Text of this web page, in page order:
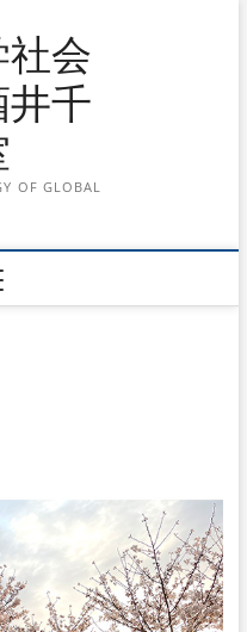
会
千
OF GLOBAL